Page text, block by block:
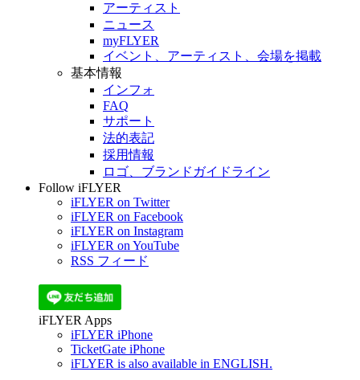
アーティスト
ニュース
myFLYER
イベント、アーティスト、会場を掲載
基本情報
インフォ
FAQ
サポート
法的表記
採用情報
ロゴ、ブランドガイドライン
Follow iFLYER
iFLYER on Twitter
iFLYER on Facebook
iFLYER on Instagram
iFLYER on YouTube
RSS フィード
iFLYER Apps
iFLYER iPhone
TicketGate iPhone
iFLYER is also available in ENGLISH.